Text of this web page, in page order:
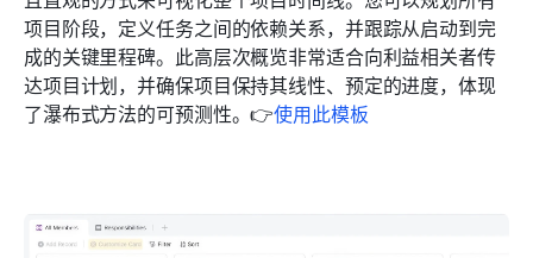
项目阶段，定义任务之间的依赖关系，并跟踪从启动到完
成的关键里程碑。此高层次概览非常适合向利益相关者传
达项目计划，并确保项目保持其线性、预定的进度，体现
了瀑布式方法的可预测性。👉使用此模板